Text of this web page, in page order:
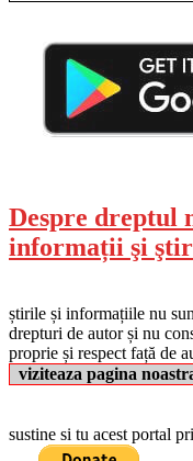
Despre dreptul
informații şi
știrile și informațiile nu
drepturi de autor și nu
proprie și respect față de
viziteaza pagina
sustine si tu acest portal